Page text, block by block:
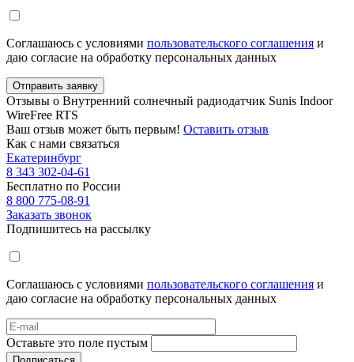
Соглашаюсь с условиями пользовательского соглашения и
даю согласие на обработку персональных данных
Отправить заявку
Отзывы о Внутренний солнечный радиодатчик Sunis Indoor
WireFree RTS
Ваш отзыв может быть первым! Оставить отзыв
Как с нами связаться
Екатеринбург
8 343 302-04-61
Бесплатно по России
8 800 775-08-91
Заказать звонок
Подпишитесь на рассылку
Соглашаюсь с условиями пользовательского соглашения и
даю согласие на обработку персональных данных
Оставьте это поле пустым